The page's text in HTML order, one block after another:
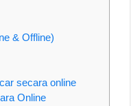
& Offline)
secara online
Online